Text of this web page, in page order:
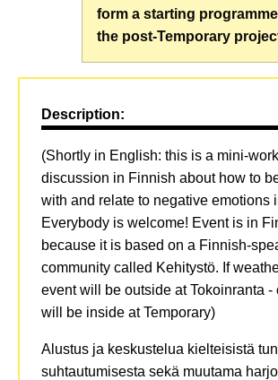
form a starting
the post-Temporary
Description:
(Shortly in English: this is a mini-
discussion in Finnish about how to
with and relate to negative emotions
Everybody is welcome! Event is in
because it is based on a Finnish-
community called Kehitystö. If
event will be outside at Tokoinranta -
will be inside at Temporary)
Alustus ja keskustelua kielteisistä
suhtautumisesta sekä muutama